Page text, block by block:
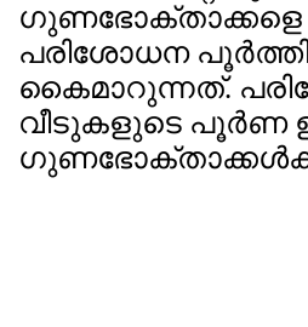
ഗുണഭോക്താക്കളെ
പരിശോധന
കൈമാറുന്നത്.
വീടുകളുടെ പൂര്‍ണ